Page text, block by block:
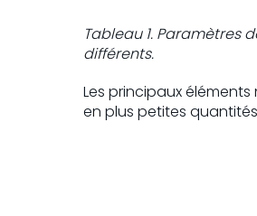
Tableau 1. Paramètres
différents.
Les principaux
en plus petites